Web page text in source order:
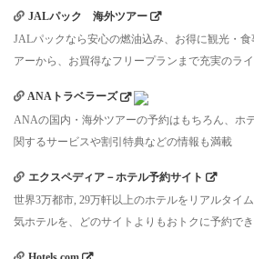
JALパック 海外ツアー
JALパックなら安心の燃油込み、お得に観光・
アーから、お買得なフリープランまで充実のラ
ANAトラベラーズ
ANAの国内・海外ツアーの予約はもちろん、ホ
関するサービスや割引特典などの情報も満載
エクスペディア－ホテル予約サイト
世界3万都市, 29万軒以上のホテルをリアルタイ
気ホテルを、どのサイトよりもおトクに予約で